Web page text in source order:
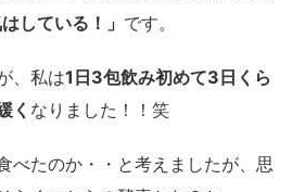
している！」 です。
、私は1日3包飲み初めて3日くら
く なりました！！笑
べたのか・・と考えましたが、思